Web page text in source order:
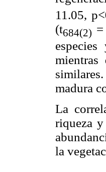
11.05,
(t684(2)
madura
La
riqueza
la